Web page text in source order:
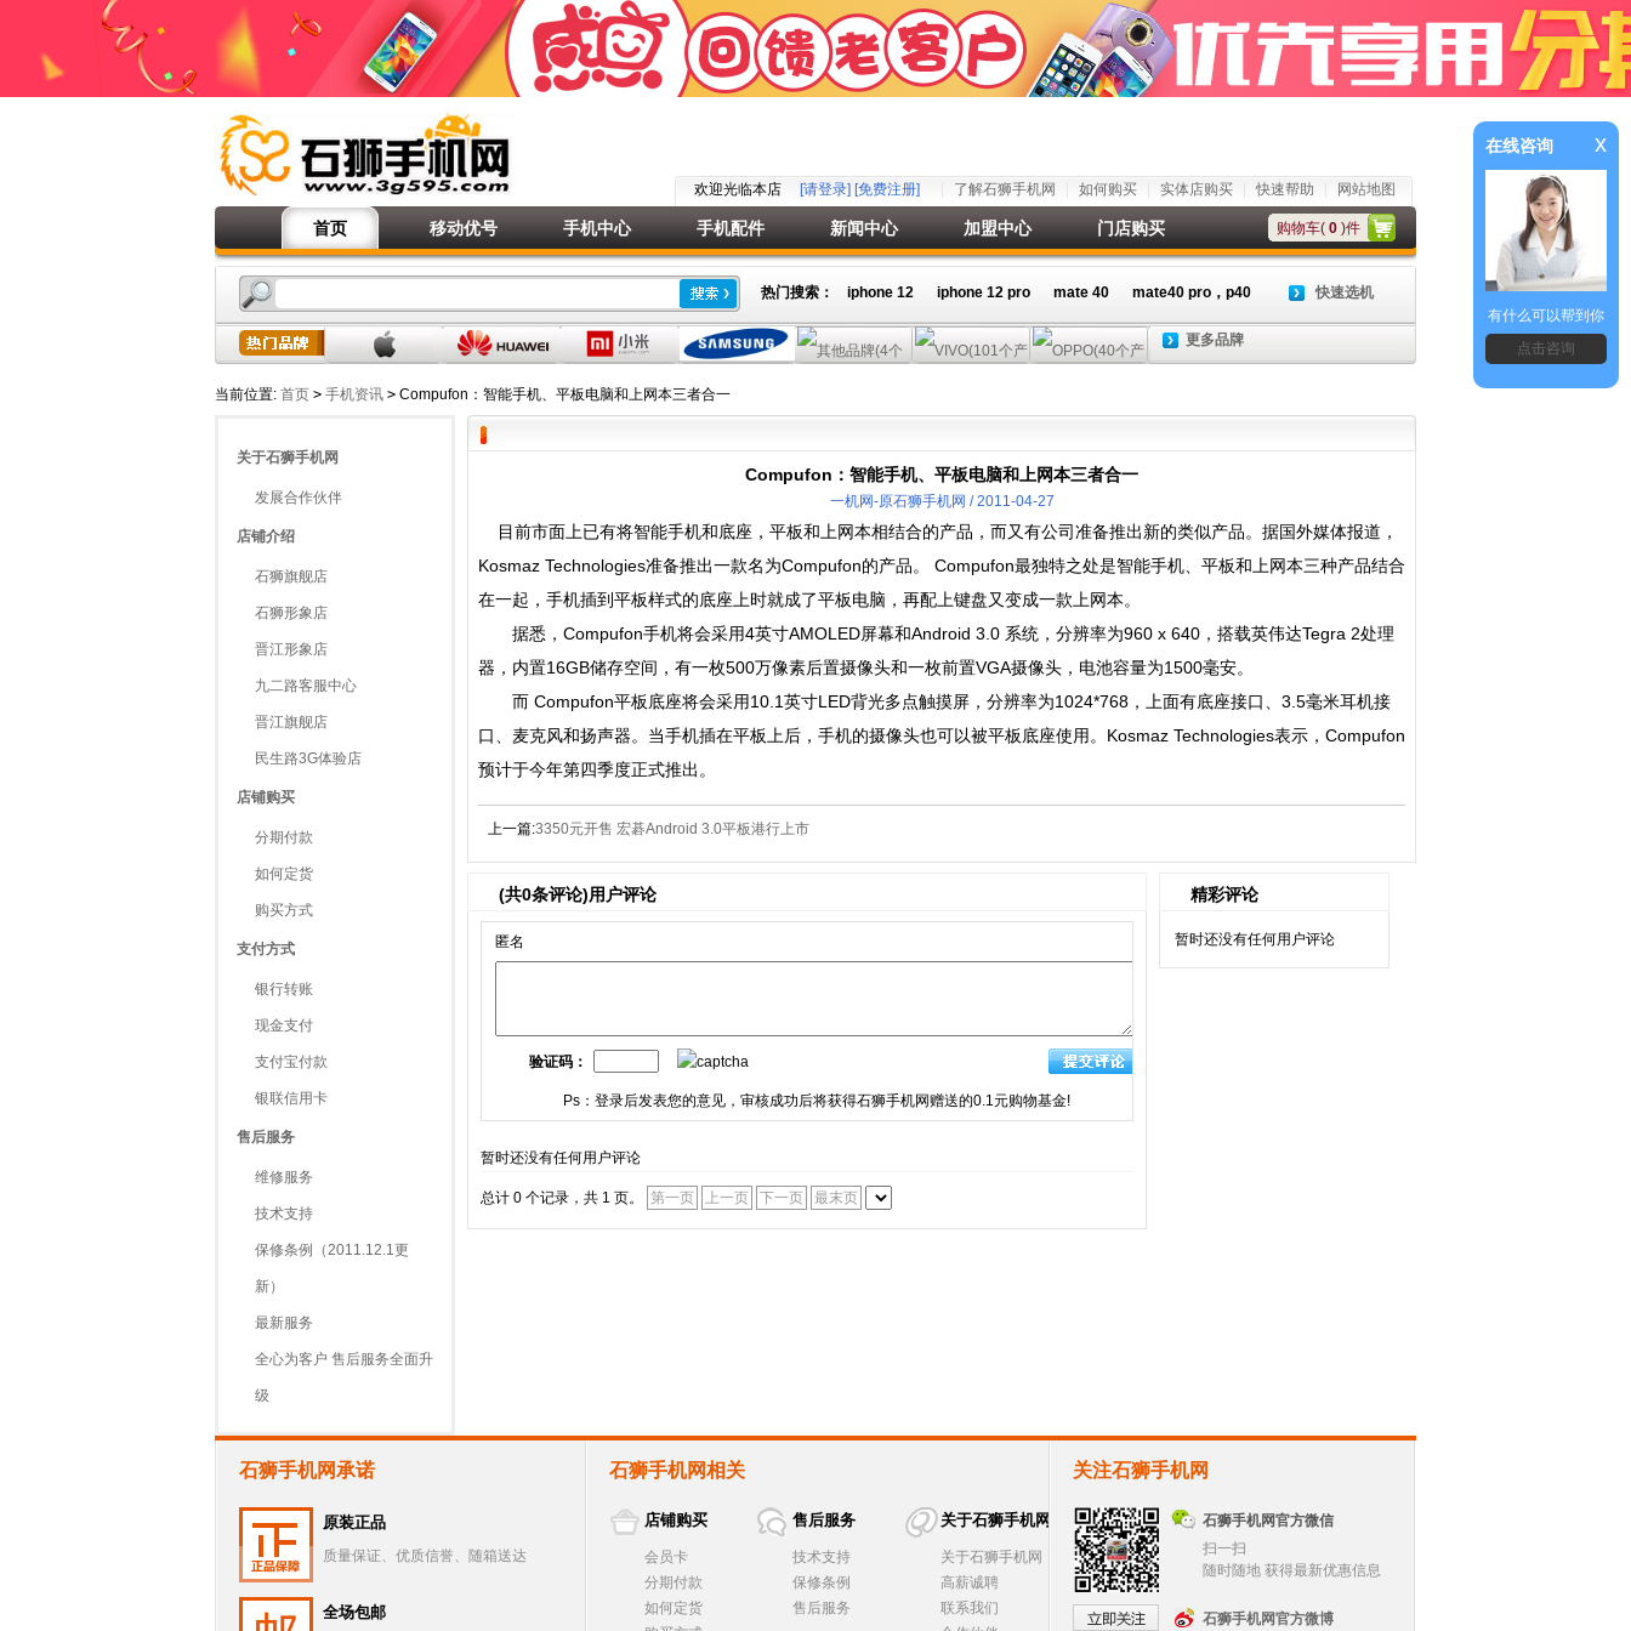
欢迎光临本店 [请登录] [免费注册] 了解石狮手机网 如何购买 实体店购买 快速帮助 网站地图
首页 移动优号 手机中心 手机配件 新闻中心 加盟中心 门店购买 购物车( 0 )件
热门搜索： iphone 12 iphone 12 pro mate 40 mate40 pro，p40 快速选机
更多品牌
当前位置: 首页 > 手机资讯 > Compufon：智能手机、平板电脑和上网本三者合一
关于石狮手机网
发展合作伙伴
店铺介绍
石狮旗舰店
石狮形象店
晋江形象店
九二路客服中心
晋江旗舰店
民生路3G体验店
店铺购买
分期付款
如何定货
购买方式
支付方式
银行转账
现金支付
支付宝付款
银联信用卡
售后服务
维修服务
技术支持
保修条例（2011.12.1更
新）
最新服务
全心为客户 售后服务全面升
级
Compufon：智能手机、平板电脑和上网本三者合一
一机网-原石狮手机网 / 2011-04-27
目前市面上已有将智能手机和底座，平板和上网本相结合的产品，而又有公司准备推出新的类似产品。据国外媒体报道，
Kosmaz Technologies准备推出一款名为Compufon的产品。 Compufon最独特之处是智能手机、平板和上网本三种产品结合
在一起，手机插到平板样式的底座上时就成了平板电脑，再配上键盘又变成一款上网本。
据悉，Compufon手机将会采用4英寸AMOLED屏幕和Android 3.0 系统，分辨率为960 x 640，搭载英伟达Tegra 2处理
器，内置16GB储存空间，有一枚500万像素后置摄像头和一枚前置VGA摄像头，电池容量为1500毫安。
而 Compufon平板底座将会采用10.1英寸LED背光多点触摸屏，分辨率为1024*768，上面有底座接口、3.5毫米耳机接
口、麦克风和扬声器。当手机插在平板上后，手机的摄像头也可以被平板底座使用。Kosmaz Technologies表示，Compufon
预计于今年第四季度正式推出。
上一篇:3350元开售 宏碁Android 3.0平板港行上市
(共0条评论)用户评论
匿名
验证码：
Ps：登录后发表您的意见，审核成功后将获得石狮手机网赠送的0.1元购物基金!
暂时还没有任何用户评论
总计 0 个记录，共 1 页。 第一页 上一页 下一页 最末页
精彩评论
暂时还没有任何用户评论
石狮手机网承诺
原装正品
质量保证、优质信誉、随箱送达
全场包邮
石狮手机网相关
店铺购买
会员卡
分期付款
如何定货
售后服务
技术支持
保修条例
售后服务
关于石狮手机网
关于石狮手机网
高薪诚聘
联系我们
关注石狮手机网
石狮手机网官方微信
扫一扫
随时随地 获得最新优惠信息
石狮手机网官方微博
在线咨询 x
有什么可以帮到你
点击咨询